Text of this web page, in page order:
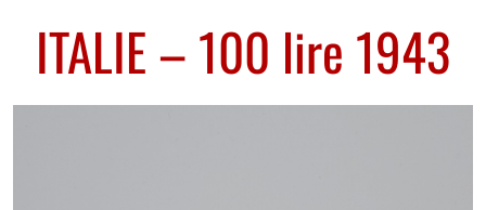
ITALIE – 100 lire 1943